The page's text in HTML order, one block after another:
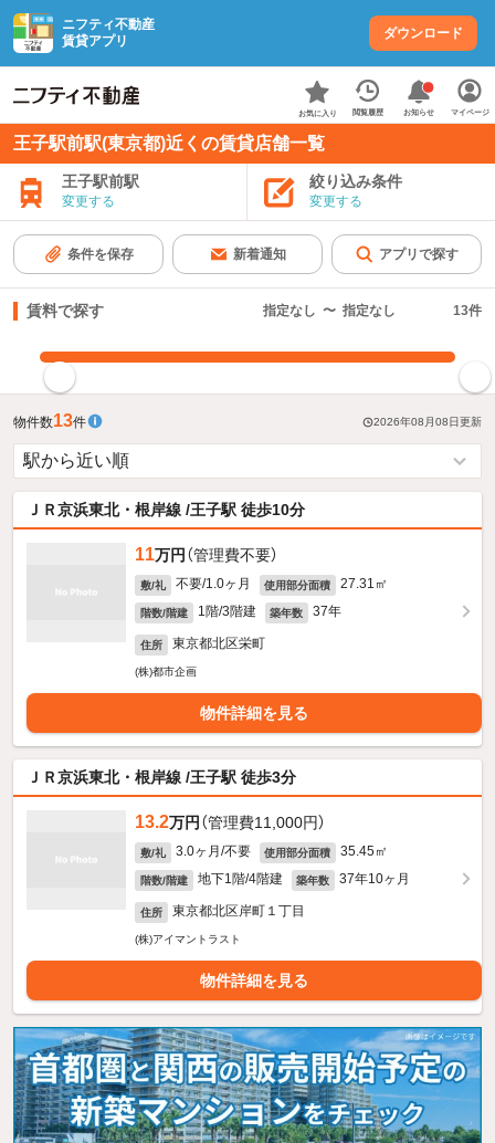
ニフティ不動産
賃貸アプリ
ダウンロード
お気に入り 閲覧履歴 お知らせ マイページ
王子駅前駅(東京都)近くの賃貸店舗一覧
王子駅前駅
変更する
絞り込み条件
変更する
条件を保存 新着通知 アプリで探す
賃料で探す 指定なし 〜 指定なし 13件
物件数13件 2026年08月08日更新
ＪＲ京浜東北・根岸線 /王子駅 徒歩10分
11万円 （管理費不要）
敷/礼 不要/1.0ヶ月 使用部分面積 27.31㎡
階数/階建 1階/3階建 築年数 37年
住所 東京都北区栄町
(株)都市企画
物件詳細を見る
ＪＲ京浜東北・根岸線 /王子駅 徒歩3分
13.2万円 （管理費11,000円）
敷/礼 3.0ヶ月/不要 使用部分面積 35.45㎡
階数/階建 地下1階/4階建 築年数 37年10ヶ月
住所 東京都北区岸町１丁目
(株)アイマントラスト
物件詳細を見る